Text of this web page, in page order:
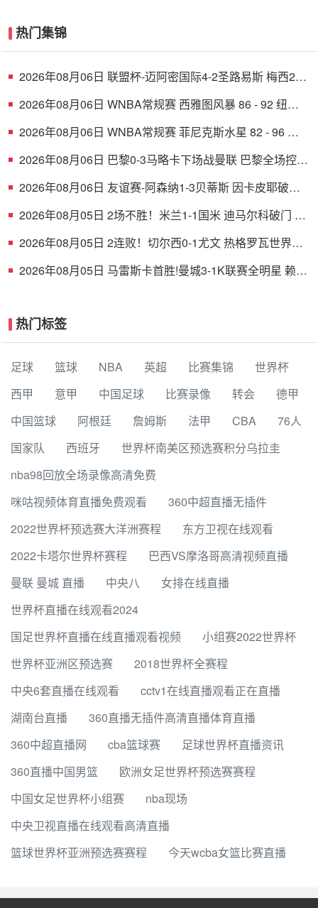
热门集锦
2026年08月06日 联盟杯-迈阿密国际4-2圣路易斯 梅西2射
2026年08月06日 WNBA常规赛 西雅图风暴 86 - 92 纽约
2026年08月06日 WNBA常规赛 菲尼克斯水星 82 - 96 亚
2026年08月06日 巴黎0-3马略卡下场战曼联 巴黎全场控球
2026年08月06日 友谊赛-阿森纳1-3贝蒂斯 因卡皮耶破门
2026年08月05日 2场不胜！米兰1-1国米 迪马尔科破门 恩
2026年08月05日 2连败！切尔西0-1尤文 热格罗瓦世界波
2026年08月05日 马雷斯卡首胜!曼城3-1K联赛全明星 赖因
热门标签
足球 篮球 NBA 英超 比赛集锦
世界杯
西甲
意甲 中国足球 比赛录像 转会
德甲
中国篮球
阿根廷 詹姆斯 法甲 CBA
76人
国家队
西班牙
世界杯南美区预选赛积分乌拉圭
nba98回放全场录像高清免费
咪咕视频体育直播免费观看
360中超直播无插件
2022世界杯预选赛大洋洲赛程
东方卫视在线观看
2022卡塔尔世界杯赛程
巴西VS摩洛哥高清视频直播
曼联 曼城 直播
中央八
女排在线直播
世界杯直播在线观看2024
国足世界杯直播在线直播观看视频
小组赛2022世界杯
世界杯亚洲区预选赛
2018世界杯全赛程
中央6套直播在线观看
cctv1在线直播观看正在直播
湖南台直播
360直播无插件高清直播体育直播
360中超直播网
cba篮球赛
足球世界杯直播资讯
360直播中国男篮
欧洲女足世界杯预选赛赛程
中国女足世界杯小组赛
nba现场
中央卫视直播在线观看高清直播
篮球世界杯亚洲预选赛赛程
今天wcba女篮比赛直播